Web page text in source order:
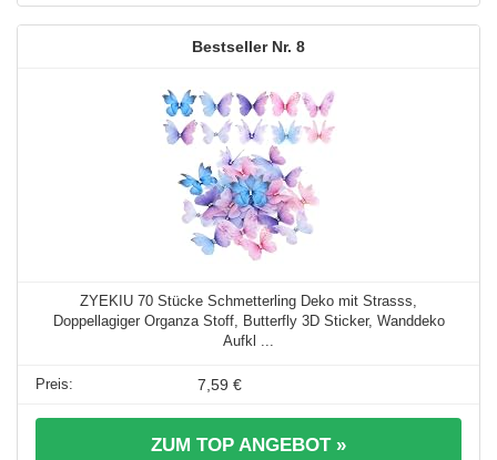
8
ZYEKIU 70 Stücke Schmetterling Deko mit Strasss,
Doppellagiger Organza Stoff, Butterfly 3D Sticker, Wanddeko
Aufkl ...
7,59 €
ZUM TOP ANGEBOT »